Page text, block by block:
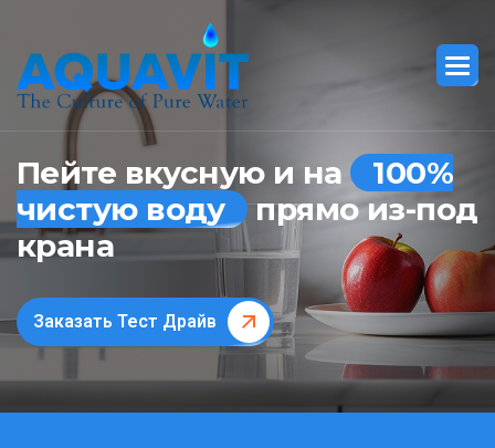
Пейте вкусную и на
100%
чистую воду прямо из-под
крана
Заказать Тест Драйв